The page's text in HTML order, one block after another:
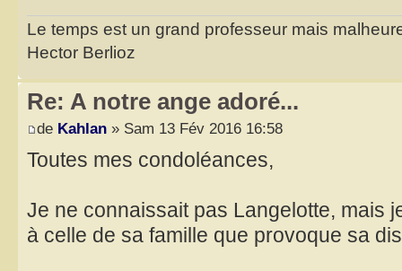
Le temps est un grand professeur mais
Hector Berlioz
Re: A notre ange adoré...
de Kahlan » Sam 13 Fév 2016 16:58
Toutes mes condoléances,
Je ne connaissait pas Langelotte, mais
à celle de sa famille que provoque sa